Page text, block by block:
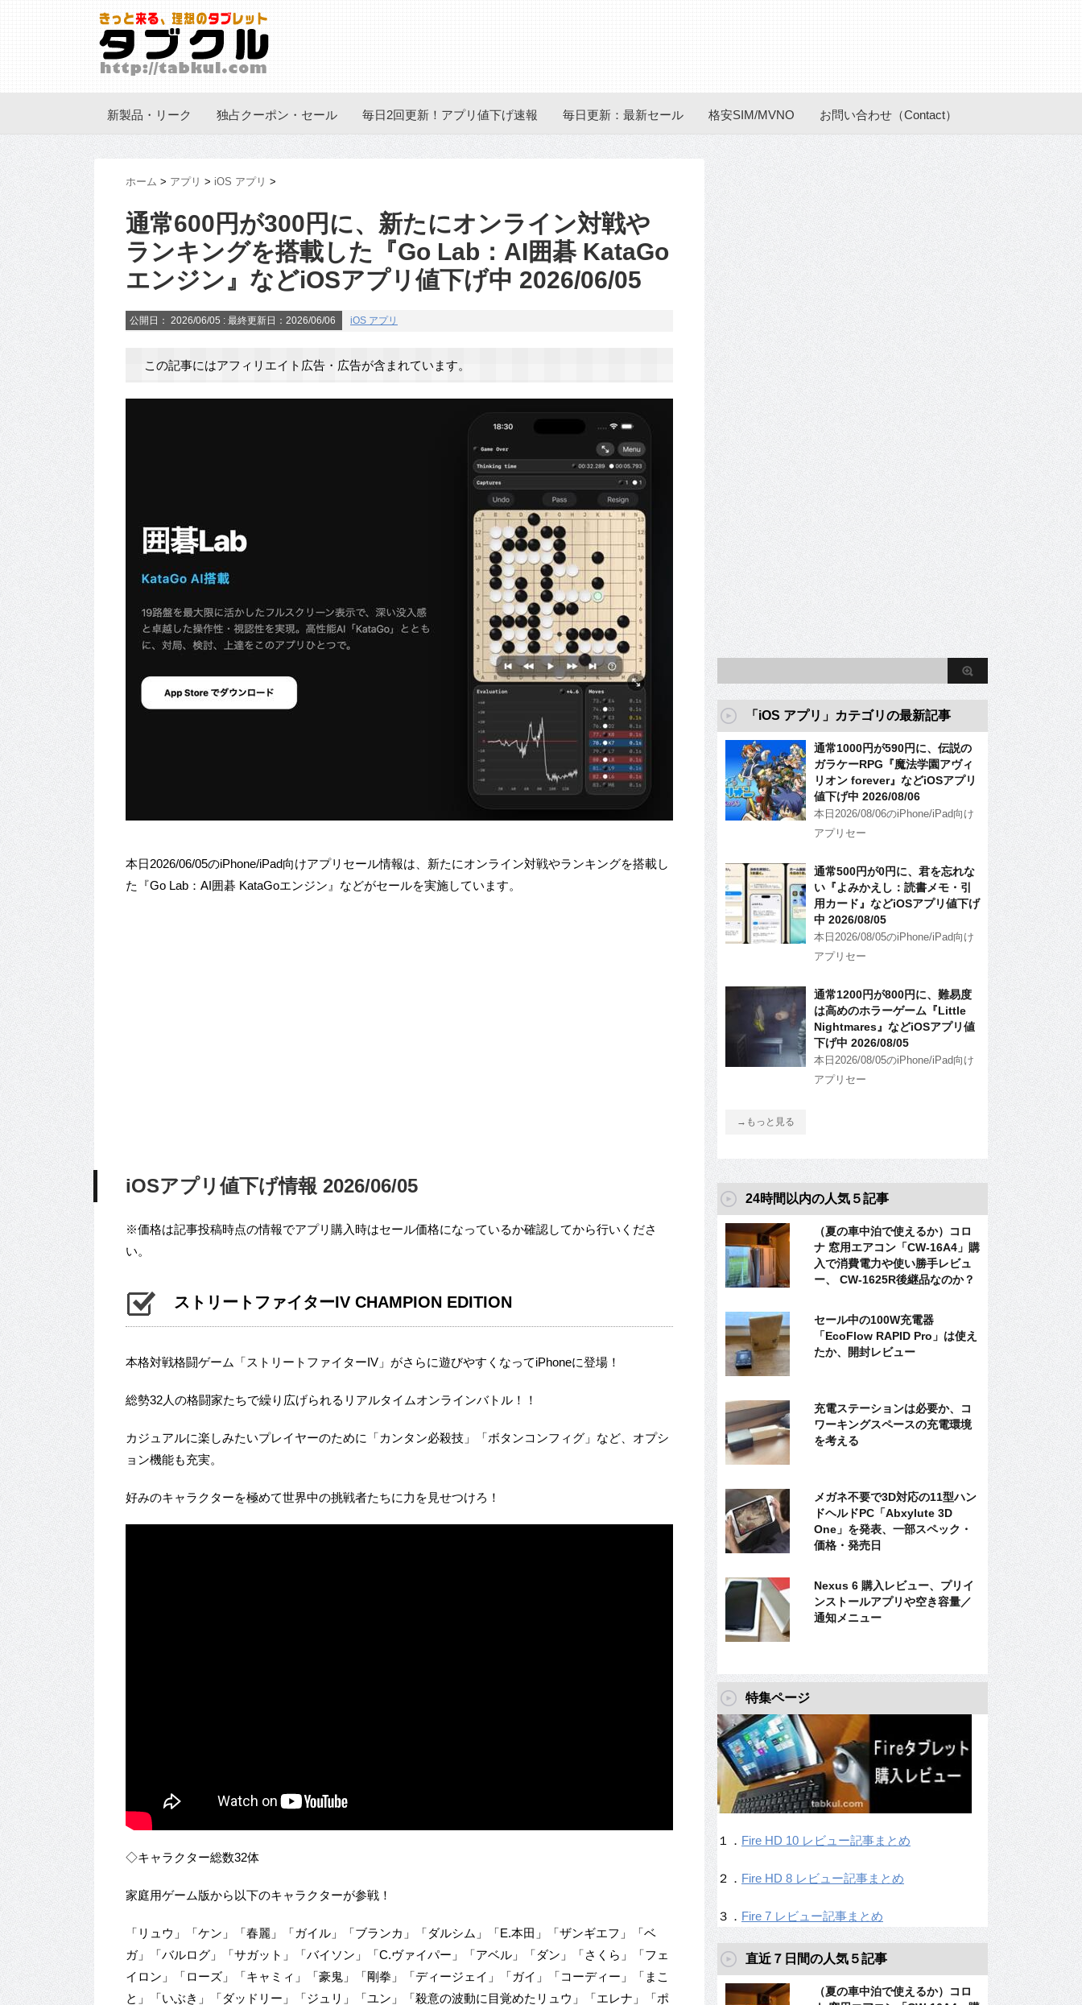
新製品・リーク 独占クーポン・セール 毎日2回更新！アプリ値下げ速報 毎日更新：最新セール 格安SIM/MVNO お問い合わせ（Contact）
ホーム > アプリ > iOS アプリ >
通常600円が300円に、新たにオンライン対戦や
ランキングを搭載した『‎Go Lab：AI囲碁 KataGo
エンジン』などiOSアプリ値下げ中 2026/06/05
公開日： 2026/06/05 : 最終更新日：2026/06/06 iOS アプリ
この記事にはアフィリエイト広告・広告が含まれています。
本日2026/06/05のiPhone/iPad向けアプリセール情報は、新たにオンライン対戦やランキングを搭載し
た『‎Go Lab：AI囲碁 KataGoエンジン』などがセールを実施しています。
iOSアプリ値下げ情報 2026/06/05
※価格は記事投稿時点の情報でアプリ購入時はセール価格になっているか確認してから行いくださ
い。
ストリートファイターIV CHAMPION EDITION
本格対戦格闘ゲーム「ストリートファイターIV」がさらに遊びやすくなってiPhoneに登場！
総勢32人の格闘家たちで繰り広げられるリアルタイムオンラインバトル！！
カジュアルに楽しみたいプレイヤーのために「カンタン必殺技」「ボタンコンフィグ」など、オプシ
ョン機能も充実。
好みのキャラクターを極めて世界中の挑戦者たちに力を見せつけろ！
◇キャラクター総数32体
家庭用ゲーム版から以下のキャラクターが参戦！
「リュウ」「ケン」「春麗」「ガイル」「ブランカ」「ダルシム」「E.本田」「ザンギエフ」「ベ
ガ」「バルログ」「サガット」「バイソン」「C.ヴァイパー」「アベル」「ダン」「さくら」「フェ
イロン」「ローズ」「キャミィ」「豪鬼」「剛拳」「ディージェイ」「ガイ」「コーディー」「まこ
と」「いぶき」「ダッドリー」「ジュリ」「ユン」「殺意の波動に目覚めたリュウ」「エレナ」「ポ
「iOS アプリ」カテゴリの最新記事
通常1000円が590円に、伝説の
ガラケーRPG『魔法学園アヴィ
リオン forever』などiOSアプリ
値下げ中 2026/08/06
本日2026/08/06のiPhone/iPad向け
アプリセー
通常500円が0円に、君を忘れな
い『よみかえし：読書メモ・引
用カード』などiOSアプリ値下げ
中 2026/08/05
本日2026/08/05のiPhone/iPad向け
アプリセー
通常1200円が800円に、難易度
は高めのホラーゲーム『Little
Nightmares』などiOSアプリ値
下げ中 2026/08/05
本日2026/08/05のiPhone/iPad向け
アプリセー
→もっと見る
24時間以内の人気５記事
（夏の車中泊で使えるか）コロ
ナ 窓用エアコン「CW-16A4」購
入で消費電力や使い勝手レビュ
ー、 CW-1625R後継品なのか？
セール中の100W充電器
「EcoFlow RAPID Pro」は使え
たか、開封レビュー
充電ステーションは必要か、コ
ワーキングスペースの充電環境
を考える
メガネ不要で3D対応の11型ハン
ドヘルドPC「Abxylute 3D
One」を発表、一部スペック・
価格・発売日
Nexus 6 購入レビュー、プリイ
ンストールアプリや空き容量／
通知メニュー
特集ページ
１． Fire HD 10 レビュー記事まとめ
２． Fire HD 8 レビュー記事まとめ
３． Fire 7 レビュー記事まとめ
直近７日間の人気５記事
（夏の車中泊で使えるか）コロ